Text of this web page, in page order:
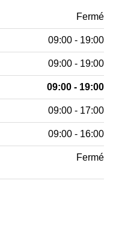
Fermé
09:00 - 19:00
09:00 - 19:00
09:00 - 19:00
09:00 - 17:00
09:00 - 16:00
Fermé
la peau,
Militaire